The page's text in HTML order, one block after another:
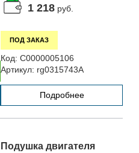
1 218 руб.
ПОД ЗАКАЗ
Код: С0000005106
Артикул: rg0315743А
Подробнее
Подушка двигателя